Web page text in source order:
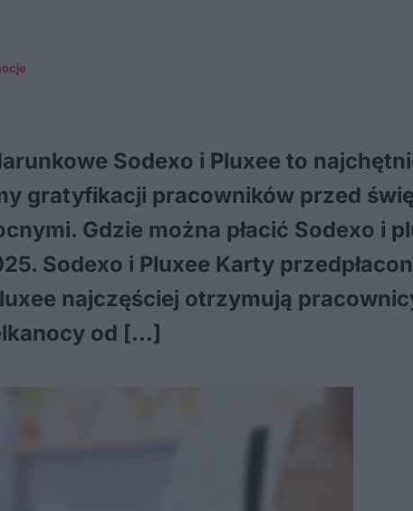
Sodexo i Pluxee to
gratyfikacji pracowników przed
Gdzie można płacić Sodexo i
Sodexo i Pluxee Karty
najczęściej otrzymują
od […]